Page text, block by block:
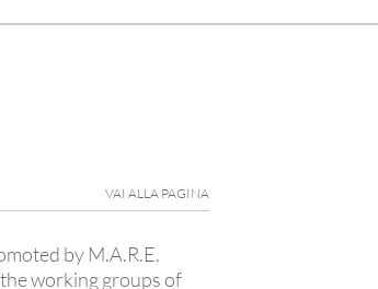
VAI ALLA PAGINA
by M.A.R.E.
working groups of